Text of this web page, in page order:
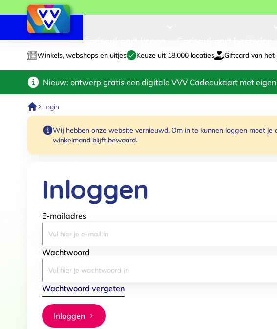
Winkels, webshops en uitjes Keuze uit 18.000 locaties Giftcard van het
Nieuw: ontwerp gratis een digitale VVV Cadeaukaart met
Login
Wij hebben onze website vernieuwd. Om in te kunnen loggen moet
winkelmand blijft bewaard.
Inloggen
E-mailadres
Wachtwoord
Wachtwoord vergeten
Inloggen